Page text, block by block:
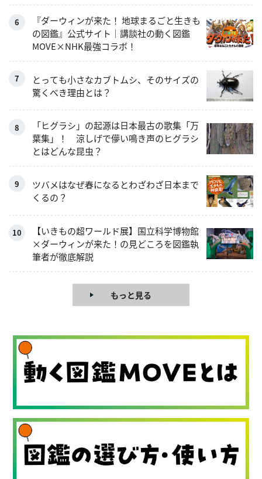
『ダーウィンが来た！ 地球まるごと生きも
の図鑑』公式サイト｜講談社の動く図鑑
MOVE×NHK最強コラボ！
とっても小さなカブトムシ、そのサイズの
驚くべき理由とは？
「ヒグラシ」の起源は日本最古の歌集「万
葉集」！ 涼しげで儚い鳴き声のヒグラシ
とはどんな昆虫？
ツバメはなぜ春になるとわざわざ日本まで
くるの？
【いきもの超ワールド展】国立科学博物館
×ダーウィンが来た！の見どころを図鑑執
筆者が徹底解説
もっと見る